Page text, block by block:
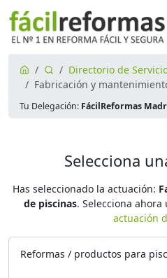
Directorio de
Fabricación y
Tu Delegación: FácilReformas
Selecciona
Has seleccionado la actuación:
de piscinas. Selecciona
actuación
Reformas / productos para